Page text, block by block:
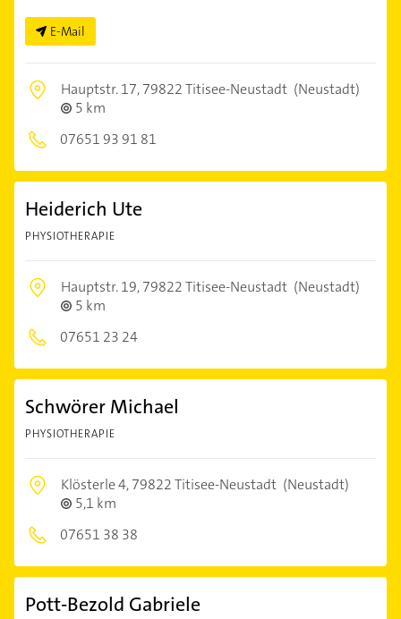
E-Mail
Hauptstr. 17,79822 Titisee-Neustadt (Neustadt)
5 km
07651 93 91 81
Heiderich Ute
PHYSIOTHERAPIE
Hauptstr. 19,79822 Titisee-Neustadt (Neustadt)
5 km
07651 23 24
Schwörer Michael
PHYSIOTHERAPIE
Klösterle 4,79822 Titisee-Neustadt (Neustadt)
5,1 km
07651 38 38
Pott-Bezold Gabriele